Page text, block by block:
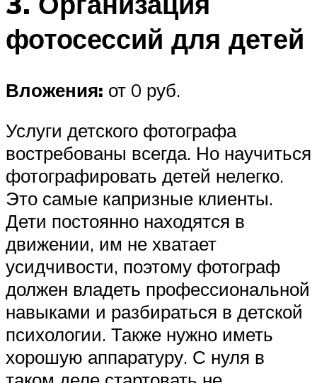
фотосессий для детей
Вложения: от 0 руб.
Услуги детского фотографа
востребованы всегда. Но научиться
фотографировать детей нелегко.
Это самые капризные клиенты.
Дети постоянно находятся в
движении, им не хватает
усидчивости, поэтому фотограф
должен владеть профессиональной
навыками и разбираться в детской
психологии. Также нужно иметь
хорошую аппаратуру. С нуля в